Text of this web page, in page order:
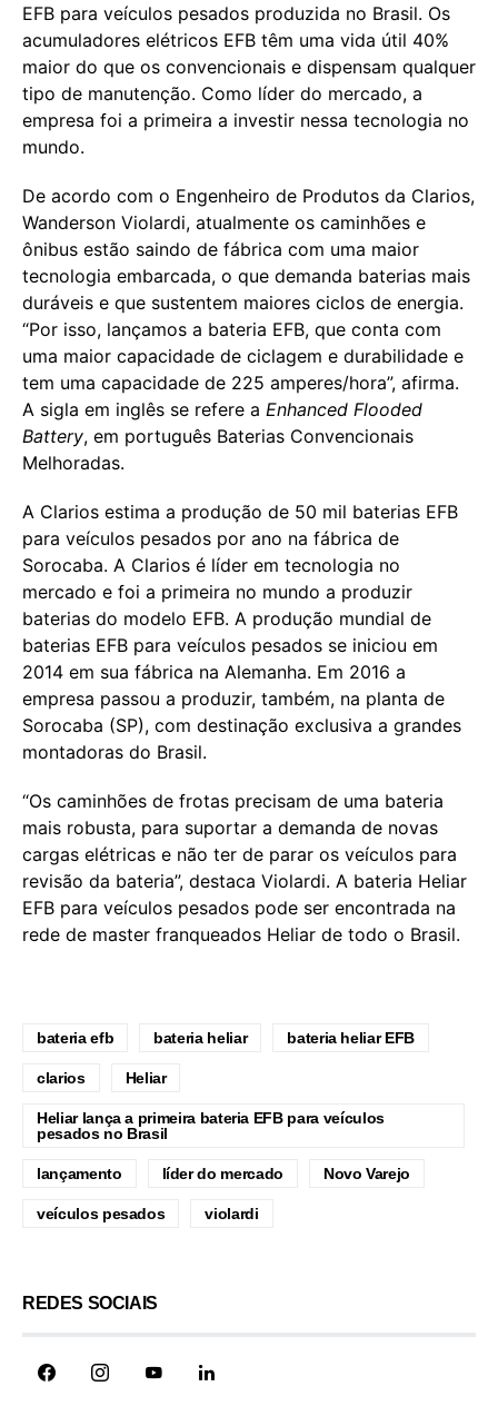
EFB para veículos pesados produzida no Brasil. Os
acumuladores elétricos EFB têm uma vida útil 40%
maior do que os convencionais e dispensam qualquer
tipo de manutenção. Como líder do mercado, a
empresa foi a primeira a investir nessa tecnologia no
mundo.
De acordo com o Engenheiro de Produtos da Clarios,
Wanderson Violardi, atualmente os caminhões e
ônibus estão saindo de fábrica com uma maior
tecnologia embarcada, o que demanda baterias mais
duráveis e que sustentem maiores ciclos de energia.
“Por isso, lançamos a bateria EFB, que conta com
uma maior capacidade de ciclagem e durabilidade e
tem uma capacidade de 225 amperes/hora”, afirma.
A sigla em inglês se refere a Enhanced Flooded
Battery, em português Baterias Convencionais
Melhoradas.
A Clarios estima a produção de 50 mil baterias EFB
para veículos pesados por ano na fábrica de
Sorocaba. A Clarios é líder em tecnologia no
mercado e foi a primeira no mundo a produzir
baterias do modelo EFB. A produção mundial de
baterias EFB para veículos pesados se iniciou em
2014 em sua fábrica na Alemanha. Em 2016 a
empresa passou a produzir, também, na planta de
Sorocaba (SP), com destinação exclusiva a grandes
montadoras do Brasil.
“Os caminhões de frotas precisam de uma bateria
mais robusta, para suportar a demanda de novas
cargas elétricas e não ter de parar os veículos para
revisão da bateria”, destaca Violardi. A bateria Heliar
EFB para veículos pesados pode ser encontrada na
rede de master franqueados Heliar de todo o Brasil.
bateria efb bateria heliar bateria heliar EFB
clarios Heliar
Heliar lança a primeira bateria EFB para veículos
pesados no Brasil
lançamento líder do mercado Novo Varejo
veículos pesados violardi
REDES SOCIAIS